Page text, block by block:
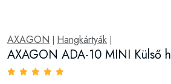
AXAGON Hangkártyák
AXAGON ADA-10 MINI Külső